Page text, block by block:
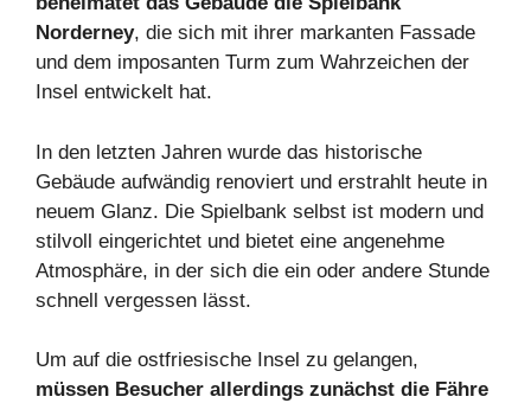
Norderney, die sich mit ihrer markanten Fassade
und dem imposanten Turm zum Wahrzeichen der
Insel entwickelt hat.
In den letzten Jahren wurde das historische
Gebäude aufwändig renoviert und erstrahlt heute in
neuem Glanz. Die Spielbank selbst ist modern und
stilvoll eingerichtet und bietet eine angenehme
Atmosphäre, in der sich die ein oder andere Stunde
schnell vergessen lässt.
Um auf die ostfriesische Insel zu gelangen,
müssen Besucher allerdings zunächst die Fähre